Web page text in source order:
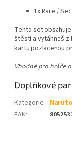
1x Rare /
Tento set
štěstí a vytáhneš z
kartu pozlacenou
Vhodné pro hráče
Doplňkové
Kategorie:
EAN: